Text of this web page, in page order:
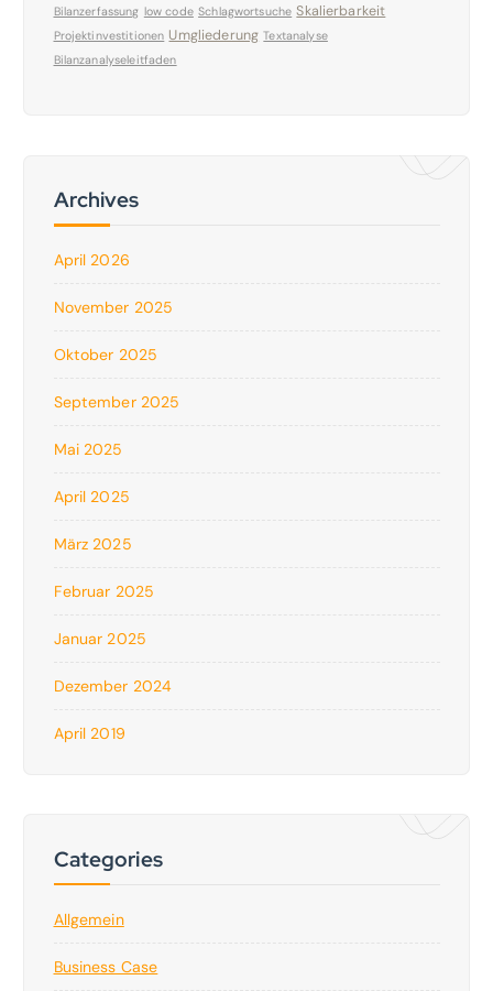
Bilanzerfassung low code Schlagwortsuche Skalierbarkeit
Projektinvestitionen Umgliederung Textanalyse
Bilanzanalyseleitfaden
Archives
April 2026
November 2025
Oktober 2025
September 2025
Mai 2025
April 2025
März 2025
Februar 2025
Januar 2025
Dezember 2024
April 2019
Categories
Allgemein
Business Case